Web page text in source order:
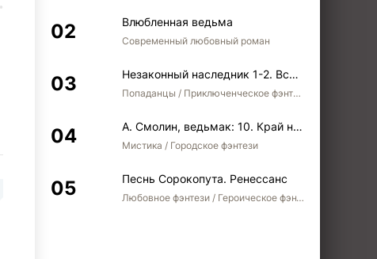
Влюбленная ведьма
Современный любовный роман
Незаконный наследник 1-2. Вспомнить, кем был. Стать собой. Остаться собой
Попаданцы / Приключенческое фэнтези / Боевое фэнтези / Юмористическое фэнтези
А. Смолин, ведьмак: 10. Край неба
Мистика / Городское фэнтези
Песнь Сорокопута. Ренессанс
Любовное фэнтези / Героическое фэнтези